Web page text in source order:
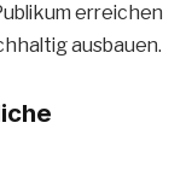
erreichen
ausbauen.